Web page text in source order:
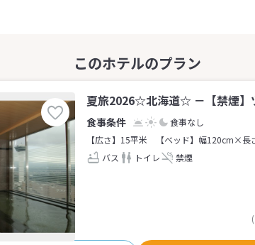
夏旅2026☆北海道☆ －【禁煙】
食事なし
【広さ】15平米
【ベッド】幅120cm×長
バス
トイレ 禁煙